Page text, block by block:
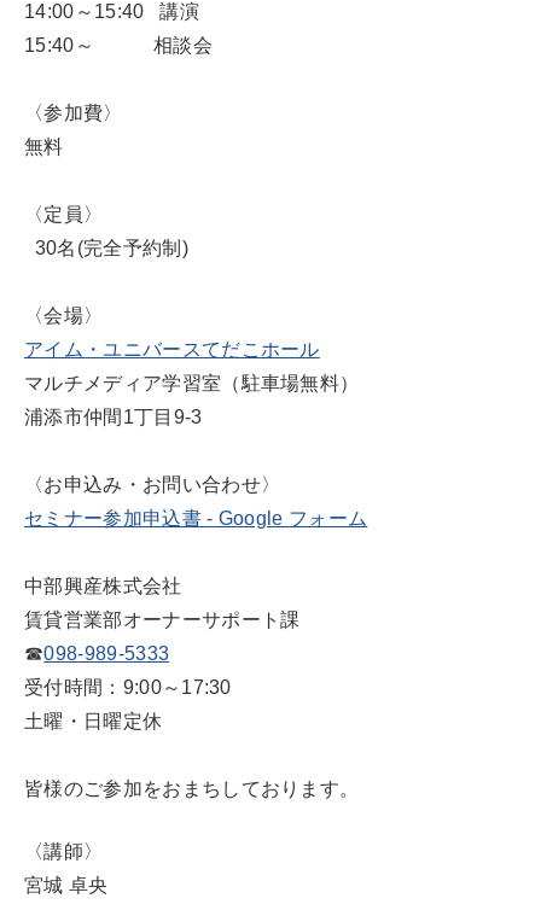
14:00～15:40 講演
15:40～ 相談会
〈参加費〉
無料
〈定員〉
30名(完全予約制)
〈会場〉
アイム・ユニバースてだこホール
マルチメディア学習室（駐車場無料）
浦添市仲間1丁目9-3
〈お申込み・お問い合わせ〉
セミナー参加申込書 - Google フォーム
中部興産株式会社
賃貸営業部オーナーサポート課
☎098-989-5333
受付時間：9:00～17:30
土曜・日曜定休
皆様のご参加をおまちしております。
〈講師〉
宮城 卓央